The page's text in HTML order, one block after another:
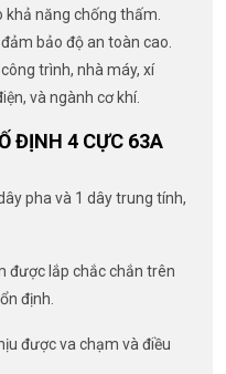
khả năng chống thấm.
bảo độ an toàn cao.
trình, nhà máy, xí
và ngành cơ khí.
ĐỊNH 4 CỰC 63A
pha và 1 dây trung tính,
được lắp chắc chắn trên
định.
được va chạm và điều